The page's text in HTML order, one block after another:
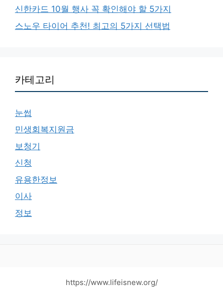
신한카드 10월 행사 꼭 확인해야 할 5가지
스노우 타이어 추천! 최고의 5가지 선택법
카테고리
눈썹
민생회복지원금
보청기
신청
유용한정보
이사
정보
https://www.lifeisnew.org/